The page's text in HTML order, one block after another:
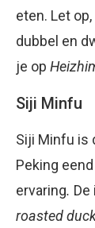
eten. Let
dubbel en
je op
Siji Minfu
Siji Minfu is
Peking
ervaring.
roasted